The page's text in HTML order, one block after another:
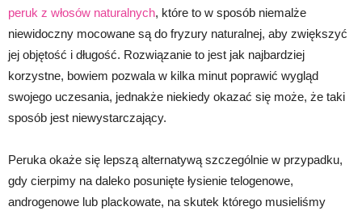
peruk z włosów naturalnych, które to w sposób niemalże
niewidoczny mocowane są do fryzury naturalnej, aby zwiększyć
jej objętość i długość. Rozwiązanie to jest jak najbardziej
korzystne, bowiem pozwala w kilka minut poprawić wygląd
swojego uczesania, jednakże niekiedy okazać się może, że taki
sposób jest niewystarczający.
Peruka okaże się lepszą alternatywą szczególnie w przypadku,
gdy cierpimy na daleko posunięte łysienie telogenowe,
androgenowe lub plackowate, na skutek którego musieliśmy